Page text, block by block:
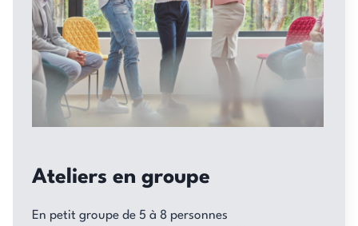
Ateliers en groupe
En petit groupe de 5 à 8 personnes